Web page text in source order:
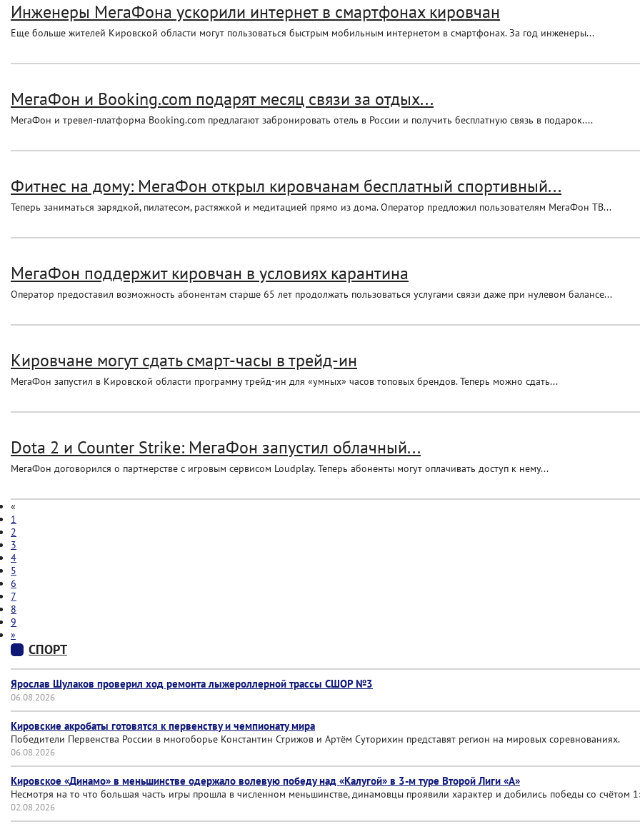
Инженеры МегаФона ускорили интернет в смартфонах кировчан
Еще больше жителей Кировской области могут пользоваться быстрым мобильным интернетом в смартфонах. За год инженеры...
МегаФон и Booking.com подарят месяц связи за отдых...
МегаФон и тревел-платформа Booking.com предлагают забронировать отель в России и получить бесплатную связь в подарок....
Фитнес на дому: МегаФон открыл кировчанам бесплатный спортивный...
Теперь заниматься зарядкой, пилатесом, растяжкой и медитацией прямо из дома. Оператор предложил пользователям МегаФон ТВ...
МегаФон поддержит кировчан в условиях карантина
Оператор предоставил возможность абонентам старше 65 лет продолжать пользоваться услугами связи даже при нулевом балансе...
Кировчане могут сдать смарт-часы в трейд-ин
МегаФон запустил в Кировской области программу трейд-ин для «умных» часов топовых брендов. Теперь можно сдать...
Dota 2 и Counter Strike: МегаФон запустил облачный...
МегаФон договорился о партнерстве с игровым сервисом Loudplay. Теперь абоненты могут оплачивать доступ к нему...
«
1
2
3
4
5
6
7
8
9
»
СПОРТ
Ярослав Шулаков проверил ход ремонта лыжероллерной трассы СШОР №3
06.08.2026
Кировские акробаты готовятся к первенству и чемпионату мира
Победители Первенства России в многоборье Константин Стрижов и Артём Суторихин представят регион на мировых соревнованиях.
06.08.2026
Кировское «Динамо» в меньшинстве одержало волевую победу над «Калугой» в 3-м туре Второй Лиги «А»
Несмотря на то что большая часть игры прошла в численном меньшинстве, динамовцы проявили характер и добились победы со счётом
02.08.2026